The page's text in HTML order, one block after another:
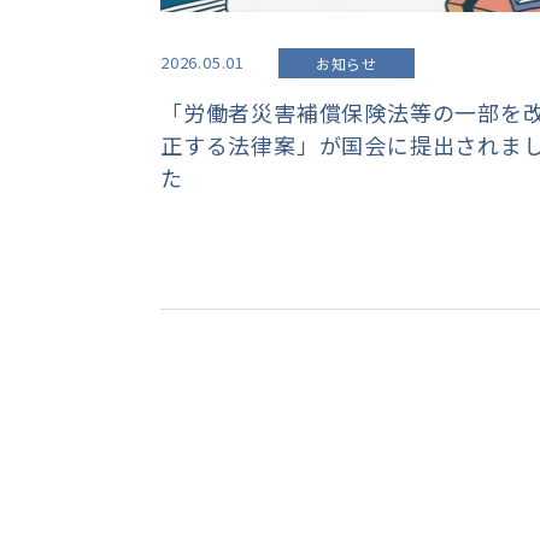
2026.05.01 お知らせ
「労働者災害補償保険法等の一部を
正する法律案」が国会に提出されま
た